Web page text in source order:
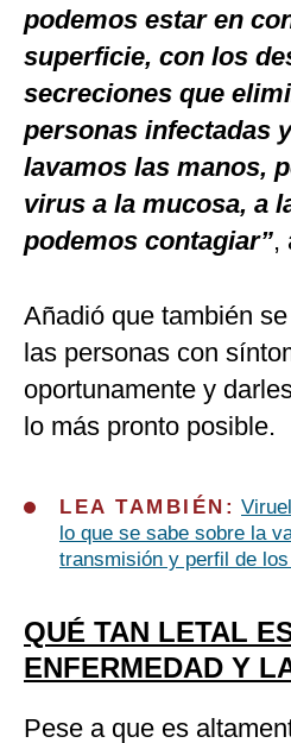
podemos estar en
superficie, con los
secreciones que
personas infectadas
lavamos las manos,
virus a la mucosa, a
podemos contagiar”,
Añadió que también
las personas con
oportunamente y
lo más pronto posible.
LEA TAMBIÉN:
lo que se sabe sobre la
transmisión y perfil de
QUÉ TAN LETAL
ENFERMEDAD Y
Pese a que es